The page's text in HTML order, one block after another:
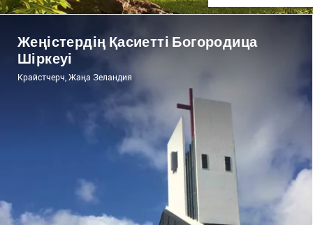
Жеңістердің Қасиетті Богородица
Шіркеуі
Крайстчерч, Жаңа Зеландия